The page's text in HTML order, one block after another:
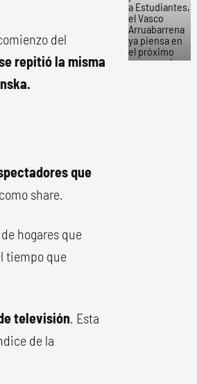
del
repitió la misma
que
share.
hogares que
tiempo que
televisión. Esta
de la